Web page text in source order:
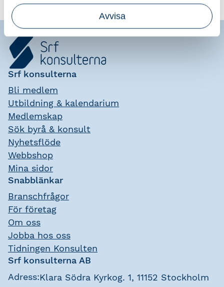
Avvisa
Srf konsulterna
Bli medlem
Utbildning & kalendarium
Medlemskap
Sök byrå & konsult
Nyhetsflöde
Webbshop
Mina sidor
Snabblänkar
Branschfrågor
För företag
Om oss
Jobba hos oss
Tidningen Konsulten
Srf konsulterna AB
Adress:Klara Södra Kyrkog. 1, 11152 Stockholm